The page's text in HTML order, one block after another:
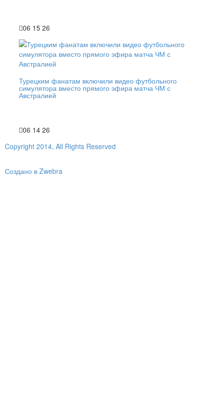
06 15 26
Турецким фанатам включили видео футбольного
симулятора вместо прямого эфира матча ЧМ с
Австралией
06 14 26
Copyright 2014, All Rights Reserved
Создано в Zwebra